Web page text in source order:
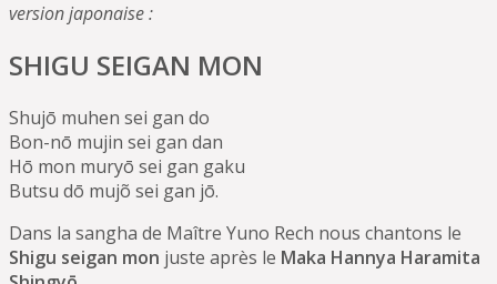
version japonaise :
SHIGU SEIGAN MON
Shujō muhen sei gan do
Bon-nō mujin sei gan dan
Hō mon muryō sei gan gaku
Butsu dō mujõ sei gan jō.
Dans la sangha de Maître Yuno Rech nous chantons le
Shigu seigan mon juste après le Maka Hannya Haramita